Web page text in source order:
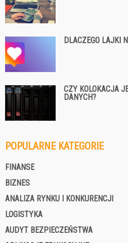
DLACZEGO LAJKI
CZY KOLOKACJA
DANYCH?
POPULARNE KATEGORIE
FINANSE
BIZNES
ANALIZA RYNKU I KONKURENCJI
LOGISTYKA
AUDYT BEZPIECZEŃSTWA